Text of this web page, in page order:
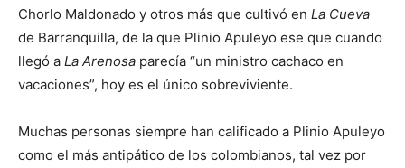
Chorlo Maldonado y otros más que cultivó en La Cueva
de Barranquilla, de la que Plinio Apuleyo ese que cuando
llegó a La Arenosa parecía “un ministro cachaco en
vacaciones”, hoy es el único sobreviviente.
Muchas personas siempre han calificado a Plinio Apuleyo
como el más antipático de los colombianos, tal vez por